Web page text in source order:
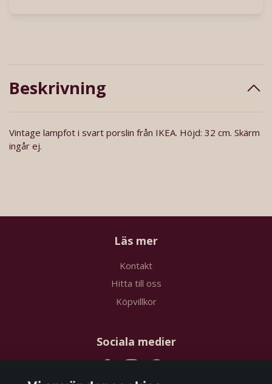
Beskrivning
Vintage lampfot i svart porslin från IKEA. Höjd: 32 cm. Skärm
ingår ej.
Läs mer
Kontakt
Hitta till oss
Köpvillkor
Sociala medier